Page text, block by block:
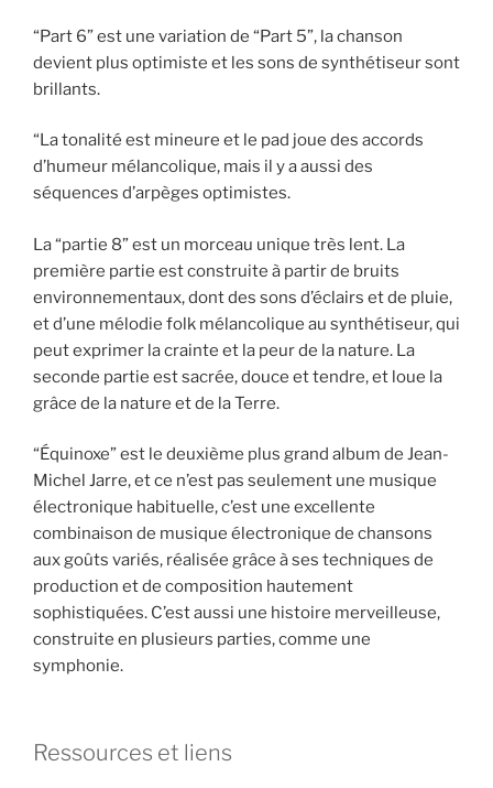
“Part 6” est une variation de “Part 5”, la chanson
devient plus optimiste et les sons de synthétiseur sont
brillants.
“La tonalité est mineure et le pad joue des accords
d’humeur mélancolique, mais il y a aussi des
séquences d’arpèges optimistes.
La “partie 8” est un morceau unique très lent. La
première partie est construite à partir de bruits
environnementaux, dont des sons d’éclairs et de pluie,
et d’une mélodie folk mélancolique au synthétiseur, qui
peut exprimer la crainte et la peur de la nature. La
seconde partie est sacrée, douce et tendre, et loue la
grâce de la nature et de la Terre.
“Équinoxe” est le deuxième plus grand album de Jean-
Michel Jarre, et ce n’est pas seulement une musique
électronique habituelle, c’est une excellente
combinaison de musique électronique de chansons
aux goûts variés, réalisée grâce à ses techniques de
production et de composition hautement
sophistiquées. C’est aussi une histoire merveilleuse,
construite en plusieurs parties, comme une
symphonie.
Ressources et liens